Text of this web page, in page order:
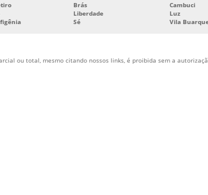
Brás Cambuci
Liberdade Luz
Sé Vila
ou total, mesmo citando nossos links, é proibida sem a